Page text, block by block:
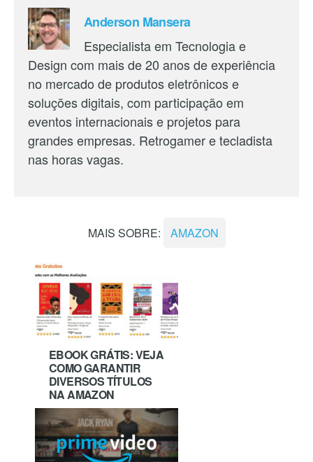
Anderson Mansera
Especialista em Tecnologia e
Design com mais de 20 anos de experiência
no mercado de produtos eletrônicos e
soluções digitais, com participação em
eventos internacionais e projetos para
grandes empresas. Retrogamer e tecladista
nas horas vagas.
MAIS SOBRE: AMAZON
EBOOK GRÁTIS: VEJA
COMO GARANTIR
DIVERSOS TÍTULOS
NA AMAZON